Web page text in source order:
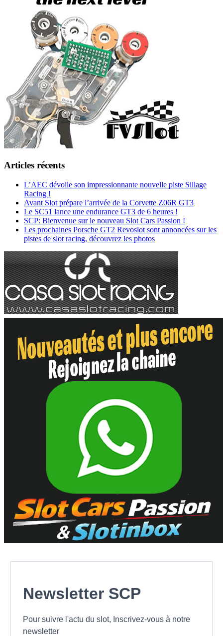
Articles récents
L’AEC dévoile son impressionnante nouvelle piste Sillage
Racing !
Avant Slot prépare l’arrivée de la Corvette Z06R GT3
Le SC51 lance une endurance GT3 de 6 heures !
SCP: Bienvenue sur le nouveau Slot Cars Passion !
Les prochaines Porsche GT2 Revoslot sont annoncées sur les
pistes de slot racing, découvrez les photos
Newsletter SCP
Pour suivre l'actu du slot, Inscrivez-vous à notre
newsletter